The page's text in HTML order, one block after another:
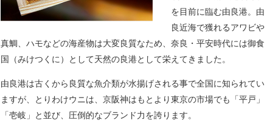
を目前に臨む由良港。由
良近海で獲れるアワビや
真鯛、ハモなどの海産物は大変良質なため、奈良・平安時代には御食
国（みけつくに）として天然の良港として栄えてきました。
由良港は古くから良質な魚介類が水揚げされる事で全国に知られてい
ますが、とりわけウニは、京阪神はもとより東京の市場でも「平戸」
「壱岐」と並び、圧倒的なブランド力を誇ります。